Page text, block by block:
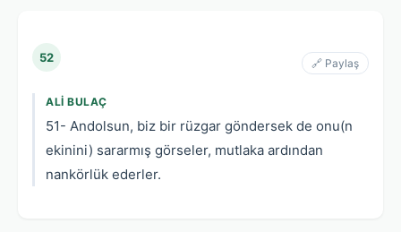
52 🔗 Paylaş
ALI BULAÇ
51- Andolsun, biz bir rüzgar göndersek de onu(n
ekinini) sararmış görseler, mutlaka ardından
nankörlük ederler.